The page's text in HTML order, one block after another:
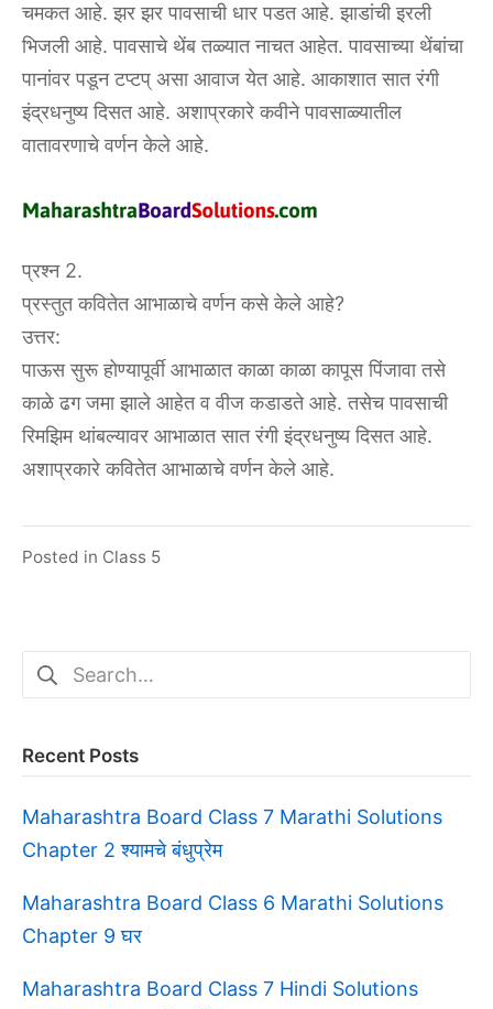
चमकत आहे. झर झर पावसाची धार पडत आहे. झाडांची इरली
भिजली आहे. पावसाचे थेंब तळ्यात नाचत आहेत. पावसाच्या थेंबांचा
पानांवर पडून टप्टप् असा आवाज येत आहे. आकाशात सात रंगी
इंद्रधनुष्य दिसत आहे. अशाप्रकारे कवीने पावसाळ्यातील
वातावरणाचे वर्णन केले आहे.
प्रश्न 2.
प्रस्तुत कवितेत आभाळाचे वर्णन कसे केले आहे?
उत्तर:
पाऊस सुरू होण्यापूर्वी आभाळात काळा काळा कापूस पिंजावा तसे
काळे ढग जमा झाले आहेत व वीज कडाडते आहे. तसेच पावसाची
रिमझिम थांबल्यावर आभाळात सात रंगी इंद्रधनुष्य दिसत आहे.
अशाप्रकारे कवितेत आभाळाचे वर्णन केले आहे.
Posted in Class 5
Search
for:
Recent Posts
Maharashtra Board Class 7 Marathi Solutions
Chapter 2 श्यामचे बंधुप्रेम
Maharashtra Board Class 6 Marathi Solutions
Chapter 9 घर
Maharashtra Board Class 7 Hindi Solutions